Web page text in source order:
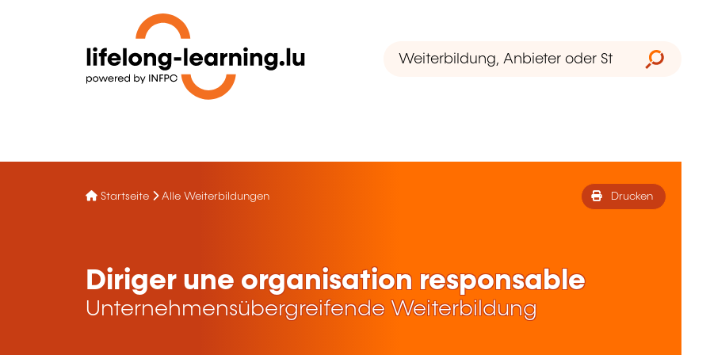
Startseite Alle Weiterbildungen Drucken
Diriger une organisation responsable
Unternehmensübergreifende Weiterbildung